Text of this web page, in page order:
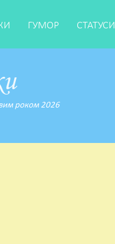
ГУМОР СТАТУСИ
роком 2026